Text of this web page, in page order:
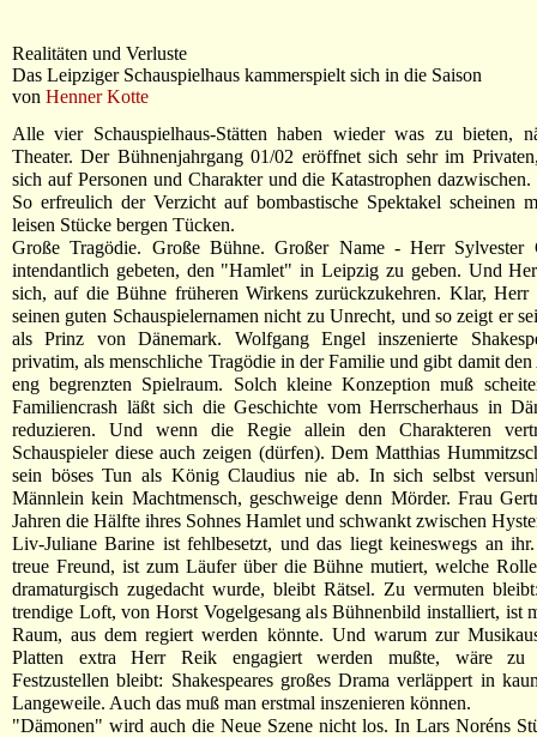
Realitäten und Verluste
Das Leipziger Schauspielhaus kammerspielt sich in die Saison
von Henner Kotte
Alle vier Schauspielhaus-Stätten haben wieder was zu bieten,
Theater. Der Bühnenjahrgang 01/02 eröffnet sich sehr im
sich auf Personen und Charakter und die Katastrophen
So erfreulich der Verzicht auf bombastische Spektakel scheinen
leisen Stücke bergen Tücken.
Große Tragödie. Große Bühne. Großer Name - Herr Sylvester
intendantlich gebeten, den "Hamlet" in Leipzig zu geben. Und
sich, auf die Bühne früheren Wirkens zurückzukehren. Klar, Herr
seinen guten Schauspielernamen nicht zu Unrecht, und so zeigt er
als Prinz von Dänemark. Wolfgang Engel inszenierte
privatim, als menschliche Tragödie in der Familie und gibt damit
eng begrenzten Spielraum. Solch kleine Konzeption muß
Familiencrash läßt sich die Geschichte vom Herrscherhaus in
reduzieren. Und wenn die Regie allein den Charakteren
Schauspieler diese auch zeigen (dürfen). Dem Matthias
sein böses Tun als König Claudius nie ab. In sich selbst
Männlein kein Machtmensch, geschweige denn Mörder. Frau
Jahren die Hälfte ihres Sohnes Hamlet und schwankt zwischen
Liv-Juliane Barine ist fehlbesetzt, und das liegt keineswegs an
treue Freund, ist zum Läufer über die Bühne mutiert, welche
dramaturgisch zugedacht wurde, bleibt Rätsel. Zu vermuten
trendige Loft, von Horst Vogelgesang als Bühnenbild installiert, ist
Raum, aus dem regiert werden könnte. Und warum zur
Platten extra Herr Reik engagiert werden mußte, wäre zu
Festzustellen bleibt: Shakespeares großes Drama verläppert in
Langeweile. Auch das muß man erstmal inszenieren können.
"Dämonen" wird auch die Neue Szene nicht los. In Lars Noréns